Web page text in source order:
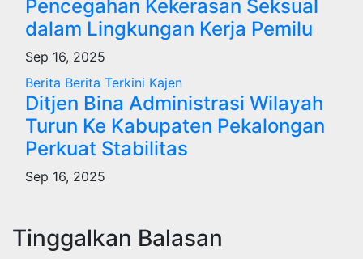
Pencegahan Kekerasan Seksual
dalam Lingkungan Kerja Pemilu
Sep 16, 2025
Berita Berita Terkini Kajen
Ditjen Bina Administrasi Wilayah
Turun Ke Kabupaten Pekalongan
Perkuat Stabilitas
Sep 16, 2025
Tinggalkan Balasan